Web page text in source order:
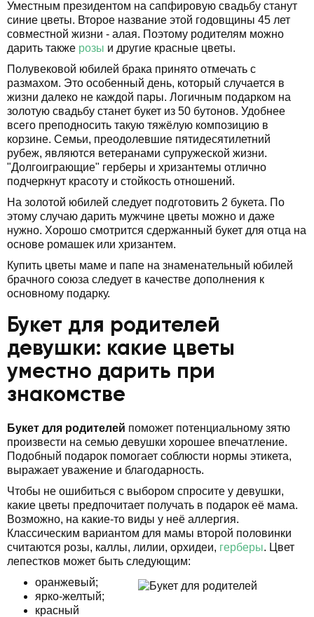
Уместным президентом на сапфировую свадьбу станут
синие цветы. Второе название этой годовщины 45 лет
совместной жизни - алая. Поэтому родителям можно
дарить также розы и другие красные цветы.
Полувековой юбилей брака принято отмечать с
размахом. Это особенный день, который случается в
жизни далеко не каждой пары. Логичным подарком на
золотую свадьбу станет букет из 50 бутонов. Удобнее
всего преподносить такую тяжёлую композицию в
корзине. Семьи, преодолевшие пятидесятилетний
рубеж, являются ветеранами супружеской жизни.
"Долгоиграющие" герберы и хризантемы отлично
подчеркнут красоту и стойкость отношений.
На золотой юбилей следует подготовить 2 букета. По
этому случаю дарить мужчине цветы можно и даже
нужно. Хорошо смотрится сдержанный букет для отца на
основе ромашек или хризантем.
Купить цветы маме и папе на знаменательный юбилей
брачного союза следует в качестве дополнения к
основному подарку.
Букет для родителей
девушки: какие цветы
уместно дарить при
знакомстве
Букет для родителей поможет потенциальному зятю
произвести на семью девушки хорошее впечатление.
Подобный подарок помогает соблюсти нормы этикета,
выражает уважение и благодарность.
Чтобы не ошибиться с выбором спросите у девушки,
какие цветы предпочитает получать в подарок её мама.
Возможно, на какие-то виды у неё аллергия.
Классическим вариантом для мамы второй половинки
считаются розы, каллы, лилии, орхидеи, герберы. Цвет
лепестков может быть следующим:
оранжевый;
ярко-желтый;
красный